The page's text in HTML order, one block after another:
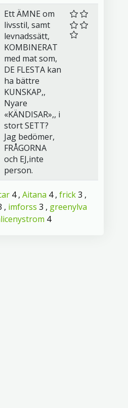
Ett ÄMNE om
livsstil, samt
levnadssätt,
KOMBINERAT
med mat som,
DE FLESTA kan
ha bättre
KUNSKAP,,
Nyare
«KÄNDISAR»,, i
stort SETT?
Jag bedömer,
FRÅGORNA
och EJ,inte
person.
4 , Aitana 4 , frick3 ,
, imforss 3 , greenylva
4